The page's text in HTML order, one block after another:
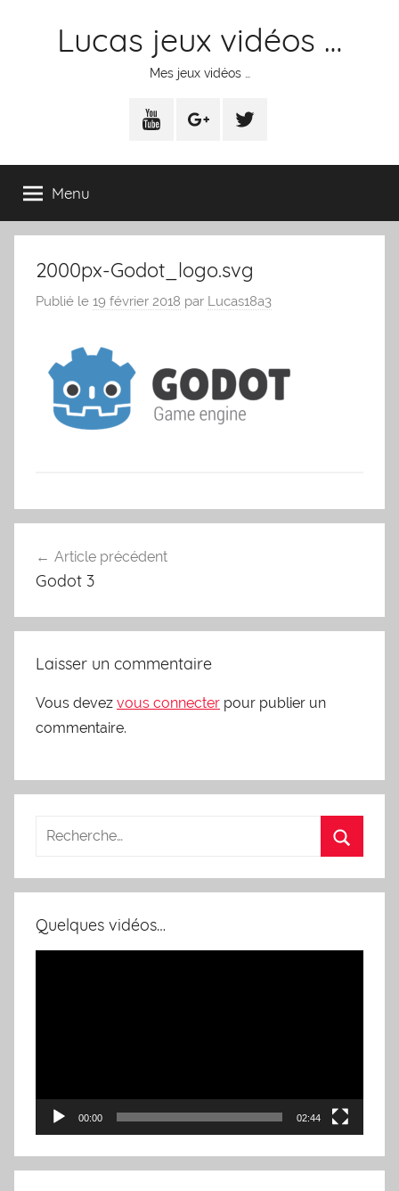
Lucas jeux vidéos …
Mes jeux vidéos …
YoutubeGoogle+Twitter
Menu
2000px-Godot_logo.svg
Publié le 19 février 2018 par Lucas18a3
de
Article précédent
Godot 3
Laisser un commentaire
Vous devez vous connecter pour publier un
commentaire.
Quelques vidéos…
00:00 02:44